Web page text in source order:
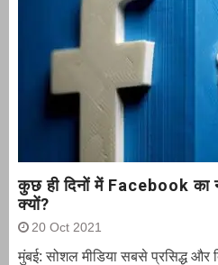
कुछ ही दिनों में Facebook का
क्यों?
20 Oct 2021
मुंबई: सोशल मीडिया सबसे प्रसिद्ध